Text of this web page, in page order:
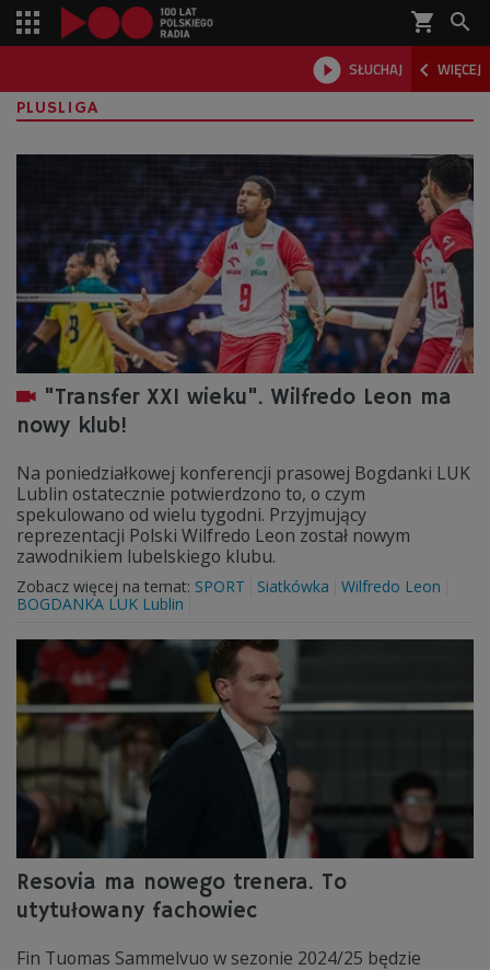
shopping_cart 
 SŁUCHAJ  WIĘCEJ

PLUSLIGA
"Transfer XXI wieku". Wilfredo Leon ma
nowy klub!
Na poniedziałkowej konferencji prasowej Bogdanki LUK
Lublin ostatecznie potwierdzono to, o czym
spekulowano od wielu tygodni. Przyjmujący
reprezentacji Polski Wilfredo Leon został nowym
zawodnikiem lubelskiego klubu.
Zobacz więcej na temat: SPORT Siatkówka
Wilfredo Leon
BOGDANKA LUK Lublin
Resovia ma nowego trenera. To
utytułowany fachowiec
Fin Tuomas Sammelvuo w sezonie 2024/25 będzie